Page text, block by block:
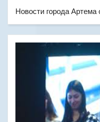
Новости города Артема